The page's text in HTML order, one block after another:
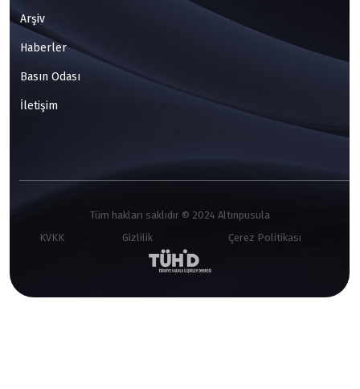
Arşiv
Haberler
Basın Odası
İletişim
Tüm hakları saklıdır © 2024 Altınpusula
KVKK
Gizlilik Çerez Politikası